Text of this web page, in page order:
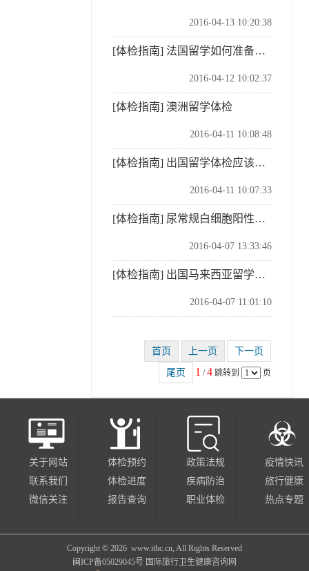
2016-04-13 10:20:38
[体检指南] 法国留学如何准备签证材料
2016-04-12 10:02:37
[体检指南] 澳洲留学体检
2016-04-11 10:08:48
[体检指南] 出国留学体检应该提早准备
2016-04-11 10:07:33
[体检指南] 尿常规白细胞阳性是什么意思？
2016-04-07 13:33:46
[体检指南] 出国马来西亚留学体检需要注意的事项
2016-04-07 11:01:10
1 /4 跳转到 页
关于网站
联系我们
微信关注
体检预约
体检进度
报告查询
政策法规
疾病防治
职业体检
疫情快讯
旅行健康
热点专题
Copyright © 2026 www.ithc.cn, All Rights Reserved
闽ICP备05029045号 国际旅行卫生健康咨询网